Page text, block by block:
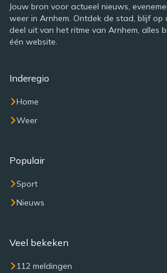
Jouw bron voor actueel nieuws,
weer in Arnhem. Ontdek de stad, blijf
deel uit van het ritme van Arnhem, alles
één website.
Inderegio
Home
Weer
Populair
Sport
Nieuws
Veel bekeken
112 meldingen